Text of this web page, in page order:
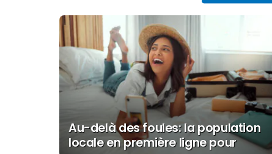
Au-delà des foules: la population
locale en première ligne pour